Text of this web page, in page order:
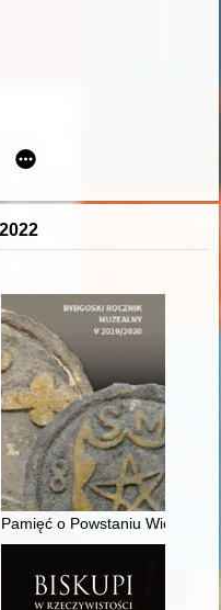
reaktywacji Polskiej
Pamięć o Powstaniu